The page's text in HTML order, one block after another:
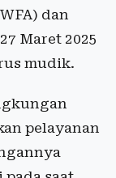
dan
Maret 2025
mudik.
pelayanan